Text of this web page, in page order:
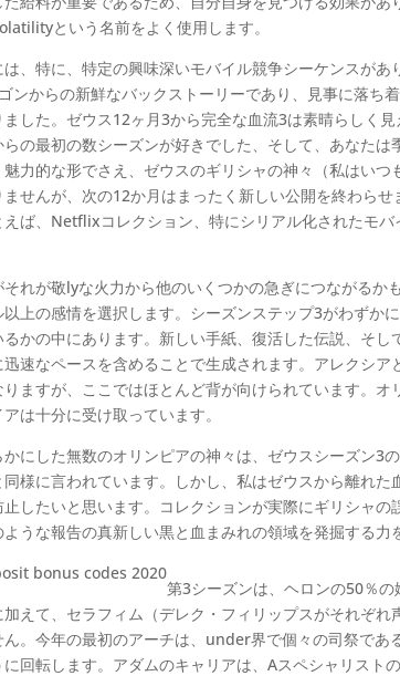
という名前をよく使用します。
、特に、特定の興味深いモバイル競争シーケンスが
ンからの新鮮なバックストーリーであり、見事に落ち
した。ゼウス12ヶ月3から完全な血流3は素晴らしく
の最初の数シーズンが好きでした、そして、あなた
力的な形でさえ、ゼウスのギリシャの神々（私はい
せんが、次の12か月はまったく新しい公開を終わら
えば、Netflixコレクション、特にシリアル化されたモ
れが敬lyな火力から他のいくつかの急ぎにつながるか
以上の感情を選択します。シーズンステップ3がわずか
かの中にあります。新しい手紙、復活した伝説、そし
速なペースを含めることで生成されます。アレクシ
ますが、ここではほとんど背が向けられています。
は十分に受け取っています。
にした無数のオリンピアの神々は、ゼウスシーズン3
様に言われています。しかし、私はゼウスから離れ
止したいと思います。コレクションが実際にギリシャ
うな報告の真新しい黒と血まみれの領域を発掘する力
第3シーズンは、ヘロンの50％
えて、セラフィム（デレク・フィリップスがそれぞ
ん。今年の最初のアーチは、under界で個々の司祭であ
回転します。アダムのキャリアは、Aスペシャリスト